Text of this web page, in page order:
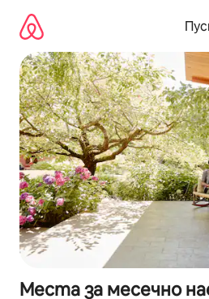
съдържанието
Места за месечно